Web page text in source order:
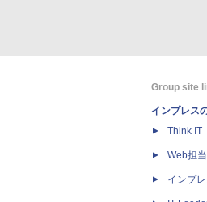
Group site
インプレス
Think IT
Web担
インプ